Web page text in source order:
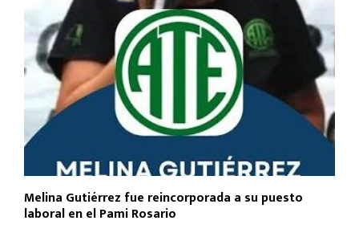
Melina Gutiérrez fue reincorporada a su puesto
laboral en el Pami Rosario